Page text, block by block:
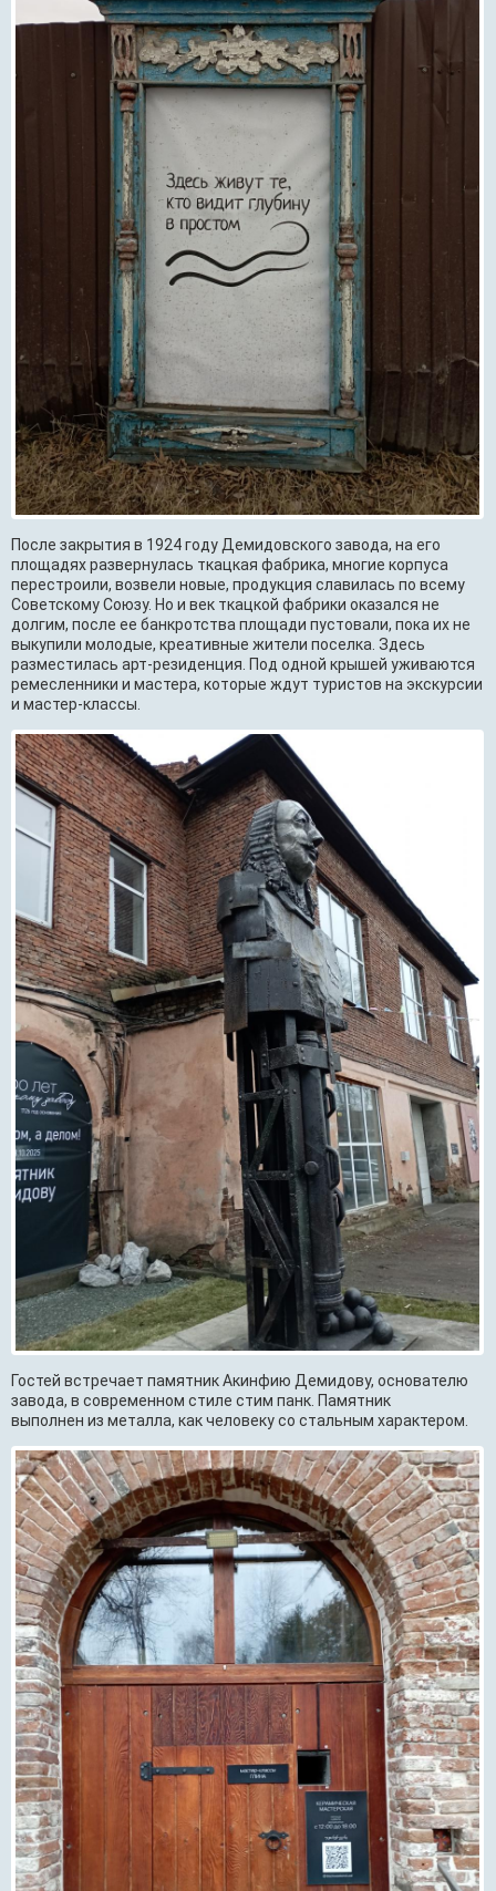
После закрытия в 1924 году Демидовского завода, на его
площадях развернулась ткацкая фабрика, многие корпуса
перестроили, возвели новые, продукция славилась по всему
Советскому Союзу. Но и век ткацкой фабрики оказался не
долгим, после ее банкротства площади пустовали, пока их не
выкупили молодые, креативные жители поселка. Здесь
разместилась арт-резиденция. Под одной крышей уживаются
ремесленники и мастера, которые ждут туристов на экскурсии
и мастер-классы.
Гостей встречает памятник Акинфию Демидову, основателю
завода, в современном стиле стим панк. Памятник
выполнен из металла, как человеку со стальным характером.